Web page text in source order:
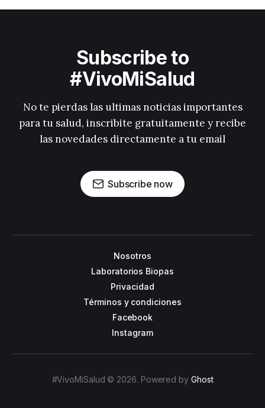
Subscribe to
#VivoMiSalud
No te pierdas las ultimas noticias importantes
para tu salud, inscribite gratuitamente y recibe
las novedades directamente a tu email
Subscribe now
Nosotros
Laboratorios Biopas
Privacidad
Términos y condiciones
Facebook
Instagram
#VivoMiSalud © 2026. Powered by Ghost